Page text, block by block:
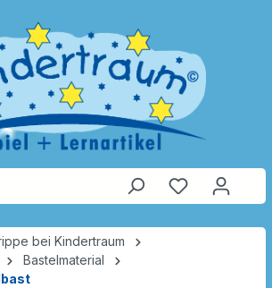
bei Kindertraum
Bastelmaterial